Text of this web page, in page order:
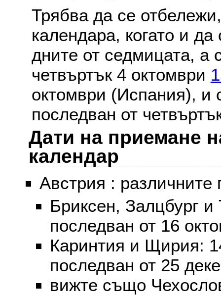
Трябва да се
календара, когато и
дните от седмицата, а
четвъртък 4 октомври
октомври (Испания), и
последван от
Дати на приемане
календар
Австрия :
Бриксен, Залцбург
последван от 16
Каринтия и Щирия:
последван от 25
вижте също